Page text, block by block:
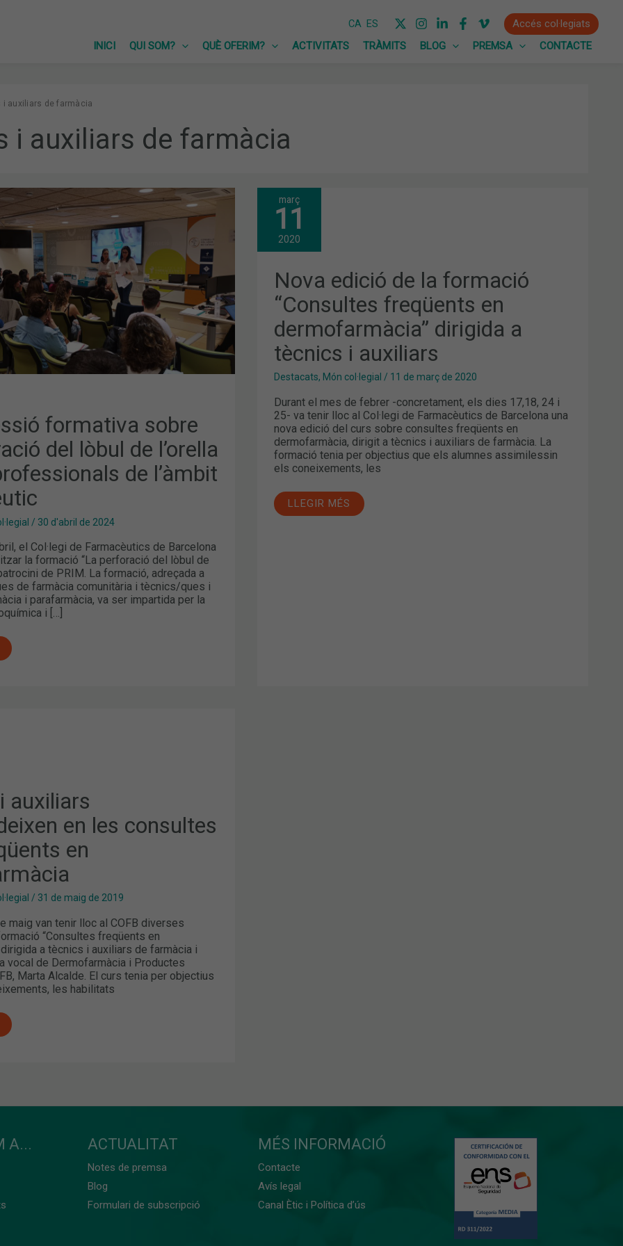
CA ES
Accés col·legiats
INICI
QUI SOM? QUÈ OFERIM? ACTIVITATS TRÀMITS BLOG PREMSA CONTACTE
i auxiliars de farmàcia
i auxiliars de farmàcia
formativa sobre
del lòbul de l’orella
de l’àmbit
/ 30 d'abril de 2024
el Col·legi de Farmacèutics de Barcelona
la formació “La perforació del lòbul de
de PRIM. La formació, adreçada a
de farmàcia comunitària i tècnics/ques i
i parafarmàcia, va ser impartida per la
i […]
març
11
2020
Nova edició de la formació
“Consultes freqüents en
dermofarmàcia” dirigida a
tècnics i auxiliars
Destacats, Món col·legial / 11 de març de 2020
Durant el mes de febrer -concretament, els dies 17,18, 24 i
25- va tenir lloc al Col·legi de Farmacèutics de Barcelona una
nova edició del curs sobre consultes freqüents en
dermofarmàcia, dirigit a tècnics i auxiliars de farmàcia. La
formació tenia per objectius que els alumnes assimilessin
els coneixements, les
NOVA
DE
LA
FORMACIÓ
FREQÜENTS
EN
DERMOFARMÀCIA”
DIRIGIDA
A
TÈCNICS
I
AUXILIARS
LLEGIR MÉS
auxiliars
en les consultes
en
/ 31 de maig de 2019
maig van tenir lloc al COFB diverses
“Consultes freqüents en
a tècnics i auxiliars de farmàcia i
vocal de Dermofarmàcia i Productes
Marta Alcalde. El curs tenia per objectius
les habilitats
A... ACTUALITAT
Notes de premsa
Blog
Formulari de subscripció
MÉS INFORMACIÓ
Contacte
Avís legal
Canal Ètic i Política d’ús